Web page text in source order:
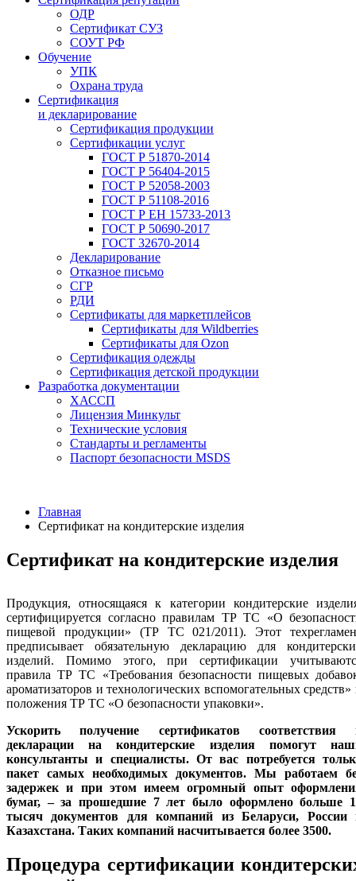
ОДР
Сертификат СУЗ
СОУТ РФ
Обучение
УПК
Охрана труда
Сертификация
и декларирование
Сертификация продукции
Сертификации услуг
ГОСТ Р 51870-2014
ГОСТ Р 56404-2015
ГОСТ Р 52058-2003
ГОСТ Р 51108-2016
ГОСТ Р ЕН 15733-2013
ГОСТ Р 50690-2017
ГОСТ 32670-2014
Декларирование
Отказное письмо
СГР
РДИ
Сертификаты для маркетплейсов
Сертификаты для Wildberries
Сертификаты для Ozon
Сертификация одежды
Сертификация детской продукции
Разработка документации
ХАССП
Лицензия Минкульт
Технические условия
Стандарты и регламенты
Паспорт безопасности MSDS
Главная
Сертификат на кондитерские изделия
Сертификат на кондитерские изделия
Продукция, относящаяся к категории кондитерские
сертифицируется согласно правилам ТР ТС «О
пищевой продукции» (ТР ТС 021/2011). Этот
предписывает обязательную декларацию для
изделий. Помимо этого, при сертификации
правила ТР ТС «Требования безопасности пищевых
ароматизаторов и технологических вспомогательных средств»
положения ТР ТС «О безопасности упаковки».
Ускорить получение сертификатов соответствия
декларации на кондитерские изделия помогут
консультанты и специалисты. От вас потребуется
пакет самых необходимых документов. Мы работаем
задержек и при этом имеем огромный опыт
бумаг, – за прошедшие 7 лет было оформлено больше
тысяч документов для компаний из Беларуси, России
Казахстана. Таких компаний насчитывается более 3500.
Процедура сертификации